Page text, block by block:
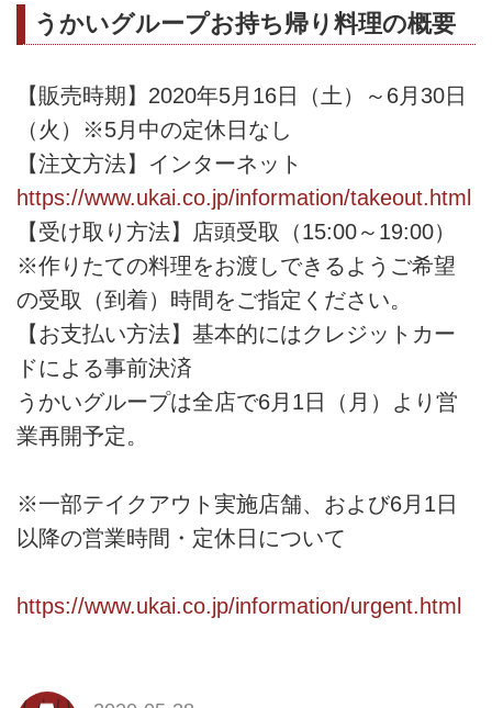
うかいグループお持ち帰り料理の概要
【販売時期】2020年5月16日（土）～6月30日
（火）※5月中の定休日なし
【注文方法】インターネット
https://www.ukai.co.jp/information/takeout.html
【受け取り方法】店頭受取（15:00～19:00）
※作りたての料理をお渡しできるようご希望
の受取（到着）時間をご指定ください。
【お支払い方法】基本的にはクレジットカー
ドによる事前決済
うかいグループは全店で6月1日（月）より営
業再開予定。
※一部テイクアウト実施店舗、および6月1日
以降の営業時間・定休日について
https://www.ukai.co.jp/information/urgent.html